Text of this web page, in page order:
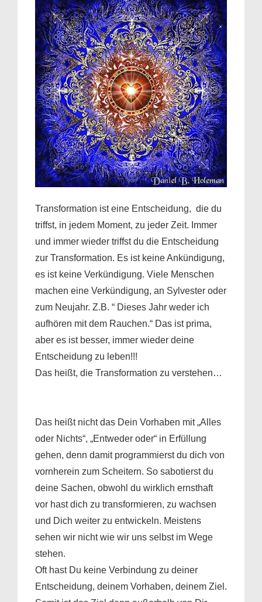
Transformation ist eine Entscheidung, die du
triffst, in jedem Moment, zu jeder Zeit. Immer
und immer wieder triffst du die Entscheidung
zur Transformation. Es ist keine Ankündigung,
es ist keine Verkündigung. Viele Menschen
machen eine Verkündigung, an Sylvester oder
zum Neujahr. Z.B. “ Dieses Jahr weder ich
aufhören mit dem Rauchen.“ Das ist prima,
aber es ist besser, immer wieder deine
Entscheidung zu leben!!!
Das heißt, die Transformation zu verstehen…
Das heißt nicht das Dein Vorhaben mit „Alles
oder Nichts“, „Entweder oder“ in Erfüllung
gehen, denn damit programmierst du dich von
vornherein zum Scheitern. So sabotierst du
deine Sachen, obwohl du wirklich ernsthaft
vor hast dich zu transformieren, zu wachsen
und Dich weiter zu entwickeln. Meistens
sehen wir nicht wie wir uns selbst im Wege
stehen.
Oft hast Du keine Verbindung zu deiner
Entscheidung, deinem Vorhaben, deinem Ziel.